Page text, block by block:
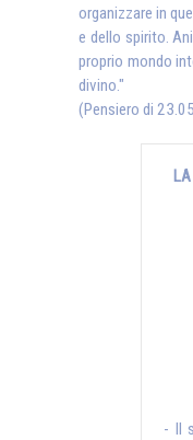
organizzare in
e dello spirito.
proprio mondo
divino."
(Pensiero di
- Il